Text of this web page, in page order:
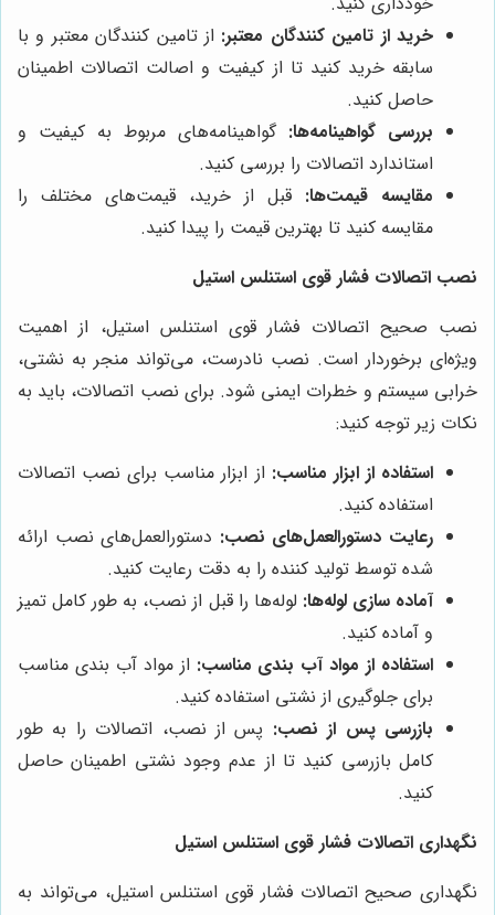
خرید از تامین کنندگان معتبر: از تامین کنندگان معتبر و با
سابقه خرید کنید تا از کیفیت و اصالت اتصالات اطمینان
حاصل کنید.
بررسی گواهینامه‌ها: گواهینامه‌های مربوط به کیفیت و
استاندارد اتصالات را بررسی کنید.
مقایسه قیمت‌ها: قبل از خرید، قیمت‌های مختلف را
مقایسه کنید تا بهترین قیمت را پیدا کنید.
نصب اتصالات فشار قوی استنلس استیل
نصب صحیح اتصالات فشار قوی استنلس استیل، از اهمیت
ویژه‌ای برخوردار است. نصب نادرست، می‌تواند منجر به نشتی،
خرابی سیستم و خطرات ایمنی شود. برای نصب اتصالات، باید به
نکات زیر توجه کنید:
استفاده از ابزار مناسب: از ابزار مناسب برای نصب اتصالات
استفاده کنید.
رعایت دستورالعمل‌های نصب: دستورالعمل‌های نصب ارائه
شده توسط تولید کننده را به دقت رعایت کنید.
آماده سازی لوله‌ها: لوله‌ها را قبل از نصب، به طور کامل تمیز
و آماده کنید.
استفاده از مواد آب بندی مناسب: از مواد آب بندی مناسب
برای جلوگیری از نشتی استفاده کنید.
بازرسی پس از نصب: پس از نصب، اتصالات را به طور
کامل بازرسی کنید تا از عدم وجود نشتی اطمینان حاصل
کنید.
نگهداری اتصالات فشار قوی استنلس استیل
نگهداری صحیح اتصالات فشار قوی استنلس استیل، می‌تواند به